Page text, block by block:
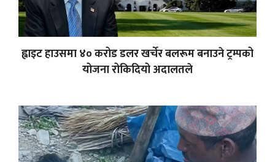
ह्वाइट हाउसमा ४० करोड डलर खर्चेर बलरूम बनाउने ट्रम्पको
योजना रोकिदियो अदालतले